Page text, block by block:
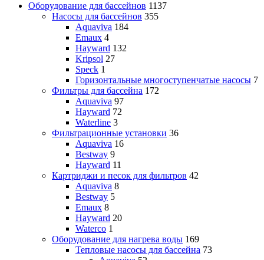
Оборудование для бассейнов 1137
Насосы для бассейнов 355
Aquaviva 184
Emaux 4
Hayward 132
Kripsol 27
Speck 1
Горизонтальные многоступенчатые насосы 7
Фильтры для бассейна 172
Aquaviva 97
Hayward 72
Waterline 3
Фильтрационные установки 36
Aquaviva 16
Bestway 9
Hayward 11
Картриджи и песок для фильтров 42
Aquaviva 8
Bestway 5
Emaux 8
Hayward 20
Waterco 1
Оборудование для нагрева воды 169
Тепловые насосы для бассейна 73